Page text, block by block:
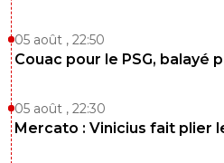
05 août , 22:50
Couac pour le PSG, balayé
05 août , 22:30
Mercato : Vinicius fait plier